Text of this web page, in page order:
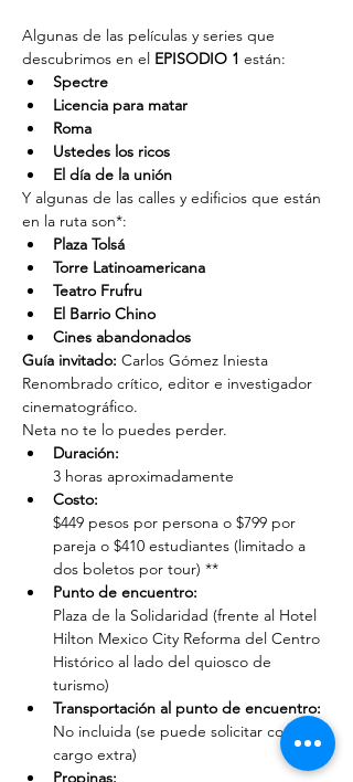
Algunas de las películas y series que
descubrimos en el EPISODIO 1 están:
Spectre
Licencia para matar
Roma
Ustedes los ricos
El día de la unión
Y algunas de las calles y edificios que están
en la ruta son*:
Plaza Tolsá
Torre Latinoamericana
Teatro Frufru
El Barrio Chino
Cines abandonados
Guía invitado: Carlos Gómez Iniesta
Renombrado crítico, editor e investigador
cinematográfico.
Neta no te lo puedes perder.
Duración:
3 horas aproximadamente
Costo:
$449 pesos por persona o $799 por
pareja o $410 estudiantes (limitado a
dos boletos por tour) **
Punto de encuentro:
Plaza de la Solidaridad (frente al Hotel
Hilton Mexico City Reforma del Centro
Histórico al lado del quiosco de
turismo)
Transportación al punto de encuentro:
No incluida (se puede solicitar con un
cargo extra)
Propinas: